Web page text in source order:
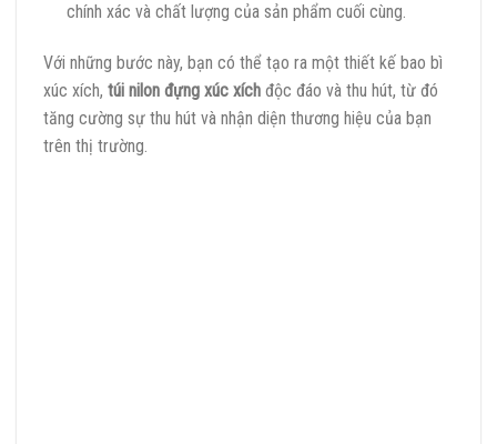
chính xác và chất lượng của sản phẩm cuối cùng.
Với những bước này, bạn có thể tạo ra một thiết kế bao bì
xúc xích, túi nilon đựng xúc xích độc đáo và thu hút, từ đó
tăng cường sự thu hút và nhận diện thương hiệu của bạn
trên thị trường.